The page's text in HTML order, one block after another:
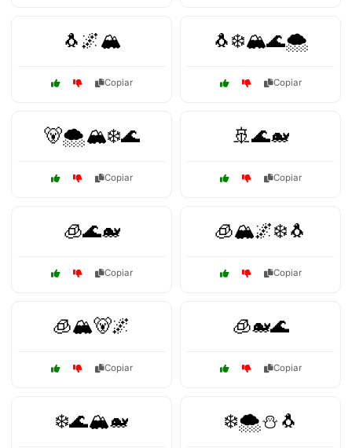
🐧🌌🏔️
Copiar
🐧❄️🏔️🌊🌨️
Copiar
🐻🌨️🏔️❄️🌊
Copiar
🚢🌊🐋
Copiar
🧊🌊🐋
Copiar
🧊🏔️🌌❄️🐧
Copiar
🧊🏔️🐻🌌
Copiar
🧊🐋🌊
Copiar
❄️🌊🏔️🐋 ❄️🌨️⛄🐧